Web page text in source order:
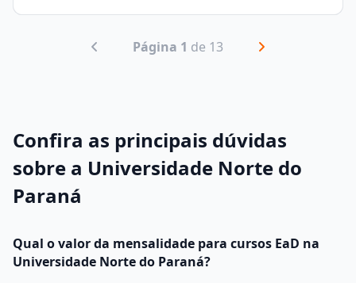
Página 1 de 13
Confira as principais dúvidas
sobre a Universidade Norte do
Paraná
Qual o valor da mensalidade para cursos EaD na
Universidade Norte do Paraná?